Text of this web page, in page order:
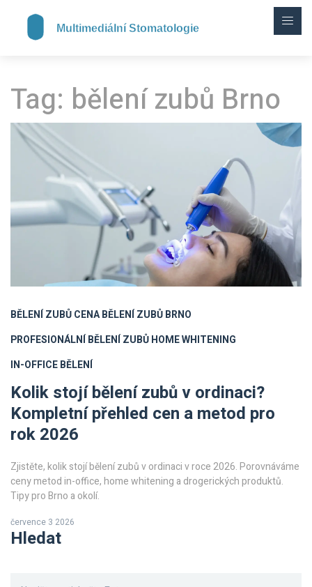
Tag: bělení zubů Brno
BĚLENÍ ZUBŮ CENABĚLENÍ ZUBŮ BRNO
PROFESIONÁLNÍ BĚLENÍ ZUBŮHOME WHITENING
IN-OFFICE BĚLENÍ
Kolik stojí bělení zubů v ordinaci?
Kompletní přehled cen a metod pro
rok 2026
Zjistěte, kolik stojí bělení zubů v ordinaci v roce 2026. Porovnáváme
ceny metod in-office, home whitening a drogerických produktů.
Tipy pro Brno a okolí.
července 3 2026
Hledat